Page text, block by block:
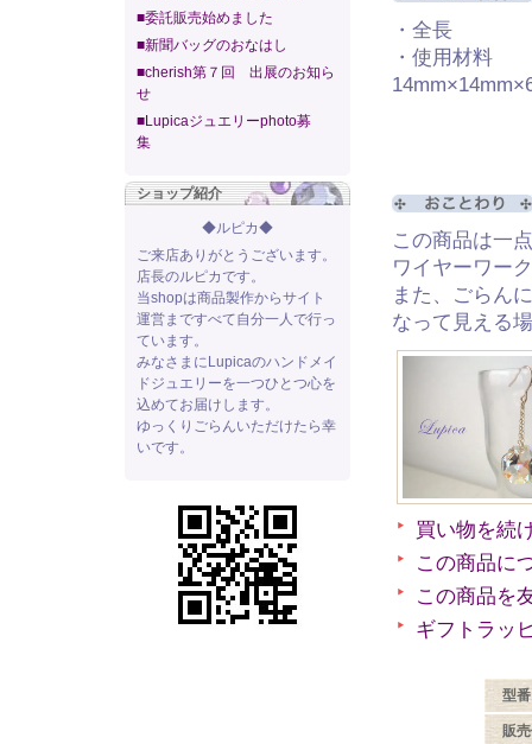
■委託販売始めました
■新聞バッグのおなはし
■cherish第７回 出展のお知ら
せ
■Lupicaジュエリーphoto募
集
ショップ紹介
◆ルピカ◆
ご来店ありがとうございます。
店長のルピカです。
当shopは商品製作からサイト
運営まですべて自分一人で行っ
ています。
みなさまにLupicaのハンドメイ
ドジュエリーを一つひとつ心を
込めてお届けします。
ゆっくりごらんいただけたら幸
いです。
・全長
・使用材料
この商品は一
ワイヤーワー
また、ごらん
なって見える
買い物を続
この商品に
この商品を
ギフトラッ
型番
販